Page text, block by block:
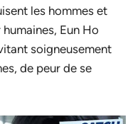
les hommes et
Eun Ho
soigneusement
de peur de se